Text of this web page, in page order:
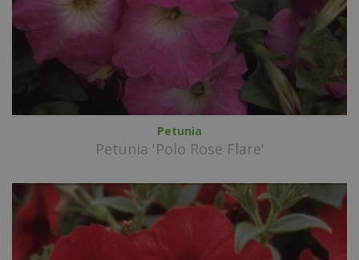
Petunia
Petunia 'Polo Rose Flare'